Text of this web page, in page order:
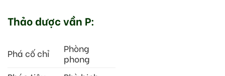
Thảo dược vần P:
Phá cố chỉ
Phòng
phong